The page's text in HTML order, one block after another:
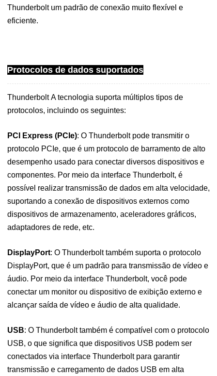
Thunderbolt um padrão de conexão muito flexível e
eficiente.
Protocolos de dados suportados
Thunderbolt A tecnologia suporta múltiplos tipos de
protocolos, incluindo os seguintes:
PCI Express (PCIe): O Thunderbolt pode transmitir o
protocolo PCIe, que é um protocolo de barramento de alto
desempenho usado para conectar diversos dispositivos e
componentes. Por meio da interface Thunderbolt, é
possível realizar transmissão de dados em alta velocidade,
suportando a conexão de dispositivos externos como
dispositivos de armazenamento, aceleradores gráficos,
adaptadores de rede, etc.
DisplayPort: O Thunderbolt também suporta o protocolo
DisplayPort, que é um padrão para transmissão de vídeo e
áudio. Por meio da interface Thunderbolt, você pode
conectar um monitor ou dispositivo de exibição externo e
alcançar saída de vídeo e áudio de alta qualidade.
USB: O Thunderbolt também é compatível com o protocolo
USB, o que significa que dispositivos USB podem ser
conectados via interface Thunderbolt para garantir
transmissão e carregamento de dados USB em alta